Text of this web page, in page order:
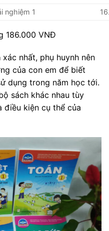
nghiệm 1
186.000 VNĐ
nhất, phụ huynh nên
của con em để biết
dụng trong năm học tới.
sách khác nhau tùy
điều kiện cụ thể của